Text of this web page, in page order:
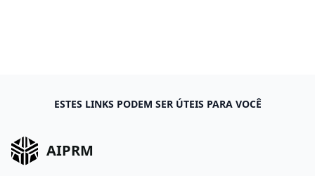
ESTES LINKS PODEM SER ÚTEIS PARA VOCÊ
AIPRM